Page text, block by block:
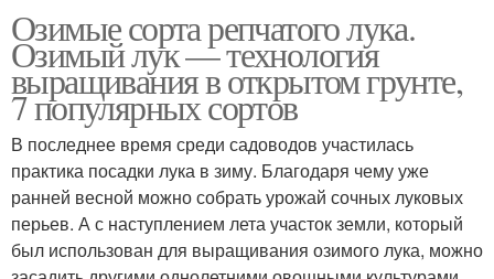
Озимые сорта репчатого лука.
Озимый лук — технология
выращивания в открытом грунте,
7 популярных сортов
В последнее время среди садоводов участилась
практика посадки лука в зиму. Благодаря чему уже
ранней весной можно собрать урожай сочных луковых
перьев. А с наступлением лета участок земли, который
был использован для выращивания озимого лука, можно